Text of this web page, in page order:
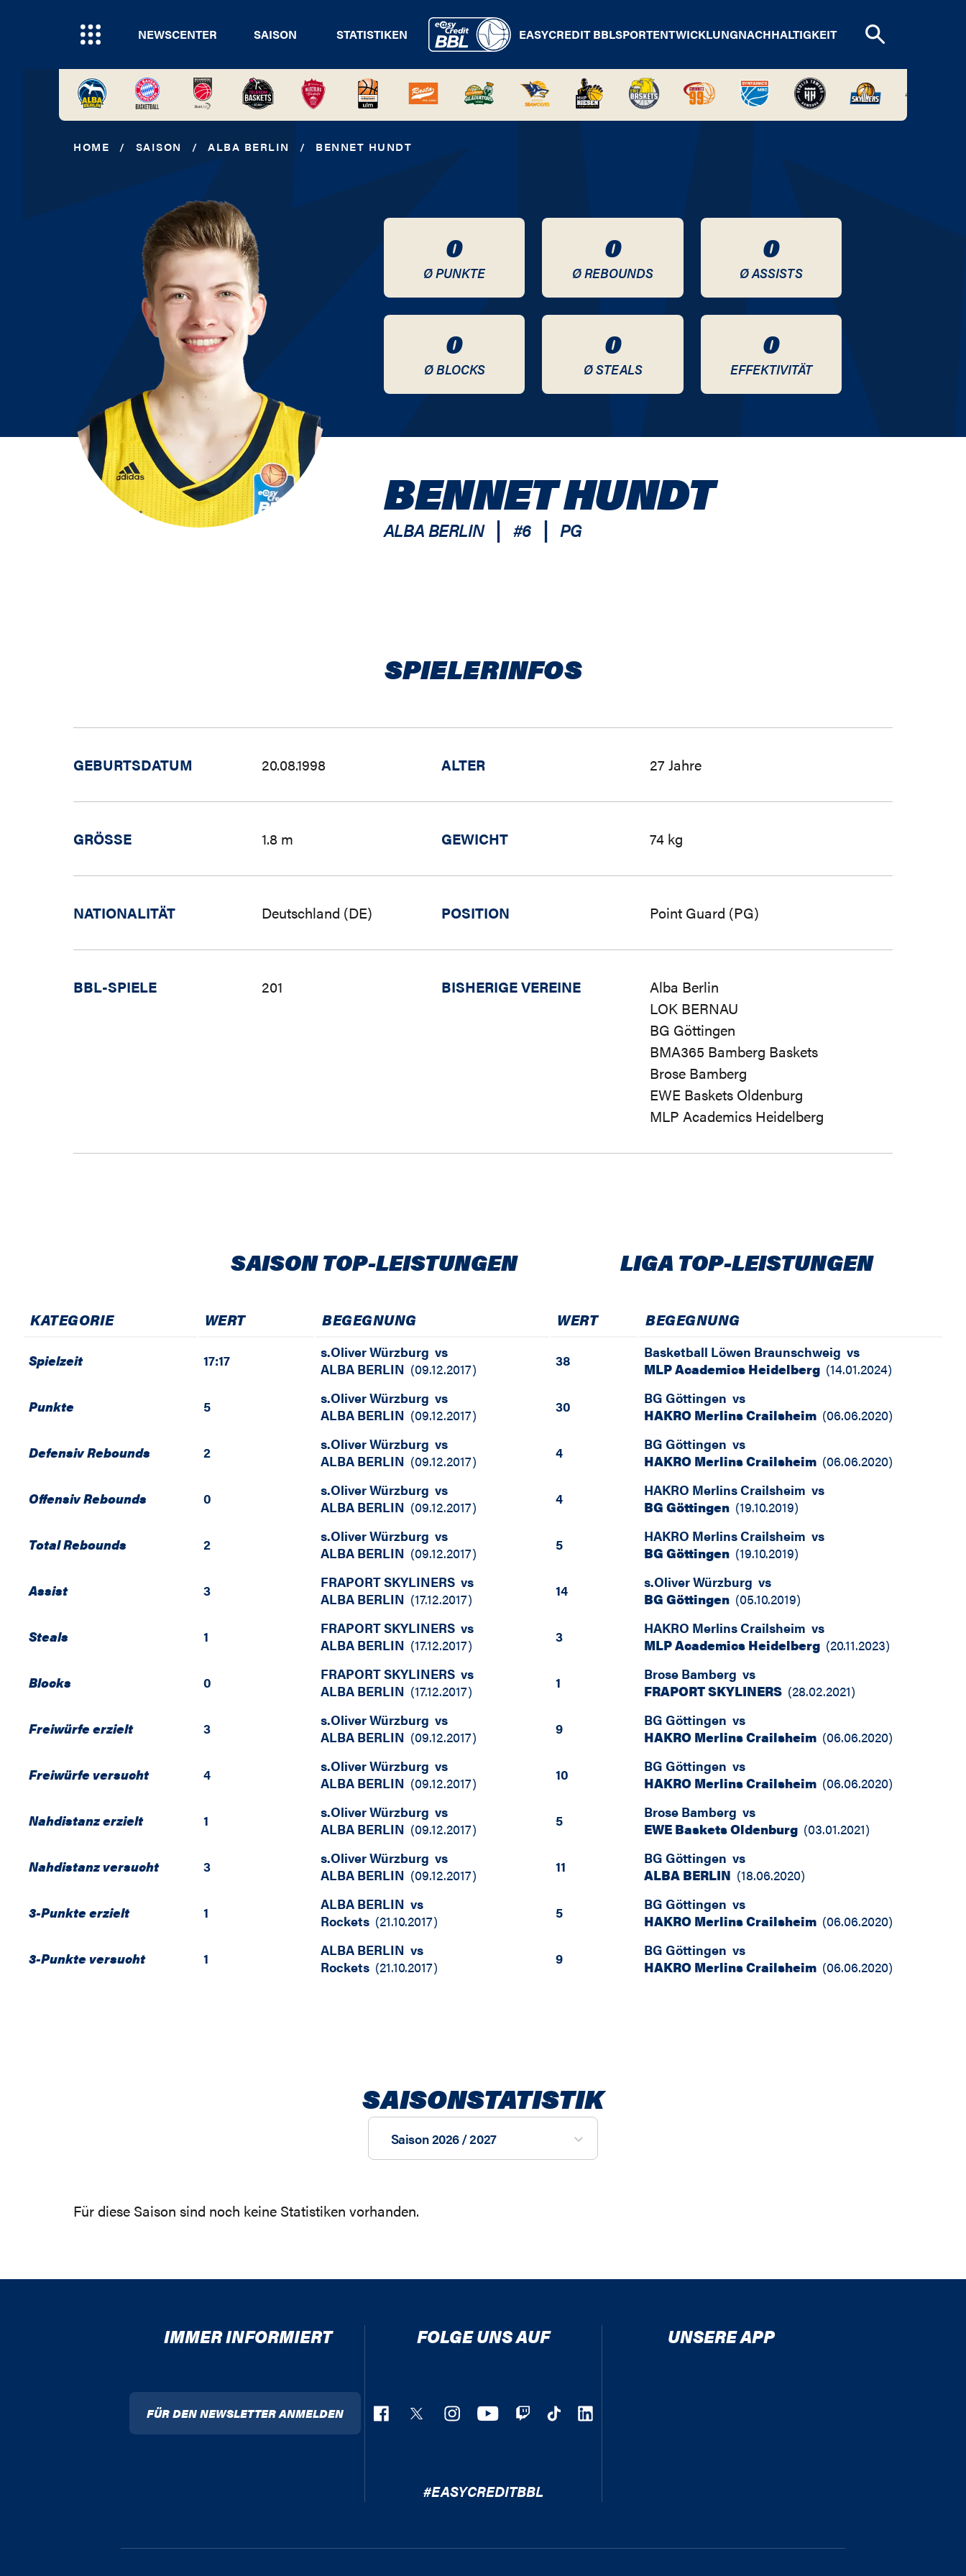
NEWSCENTER SAISON STATISTIKEN EASYCREDIT BBLSPORTENTWICKLUNGNACHHALTIGKEIT
HOME / SAISON / ALBA BERLIN / BENNET HUNDT
0
Ø PUNKTE
0
Ø REBOUNDS
0
Ø ASSISTS
0
Ø BLOCKS
0
Ø STEALS
0
EFFEKTIVITÄT
BENNET HUNDT
ALBA BERLIN | #6 | PG
SPIELERINFOS
GEBURTSDATUM 20.08.1998 ALTER 27 Jahre
GRÖSSE 1.8 m GEWICHT 74 kg
NATIONALITÄT Deutschland (DE) POSITION Point Guard (PG)
BBL-SPIELE 201 BISHERIGE VEREINE
Alba Berlin
LOK BERNAU
BG Göttingen
BMA365 Bamberg Baskets
Brose Bamberg
EWE Baskets Oldenburg
MLP Academics Heidelberg
SAISON TOP-LEISTUNGEN LIGA TOP-LEISTUNGEN
KATEGORIE WERT BEGEGNUNG WERT BEGEGNUNG
Spielzeit 17:17 s.Oliver Würzburg vs
ALBA BERLIN (09.12.2017) 38 Basketball Löwen Braunschweig vs
MLP Academics Heidelberg (14.01.2024)
Punkte 5 s.Oliver Würzburg vs
ALBA BERLIN (09.12.2017) 30 BG Göttingen vs
HAKRO Merlins Crailsheim (06.06.2020)
Defensiv Rebounds 2 s.Oliver Würzburg vs
ALBA BERLIN (09.12.2017) 4 BG Göttingen vs
HAKRO Merlins Crailsheim (06.06.2020)
Offensiv Rebounds 0 s.Oliver Würzburg vs
ALBA BERLIN (09.12.2017) 4 HAKRO Merlins Crailsheim vs
BG Göttingen (19.10.2019)
Total Rebounds 2 s.Oliver Würzburg vs
ALBA BERLIN (09.12.2017) 5 HAKRO Merlins Crailsheim vs
BG Göttingen (19.10.2019)
Assist 3 FRAPORT SKYLINERS vs
ALBA BERLIN (17.12.2017) 14 s.Oliver Würzburg vs
BG Göttingen (05.10.2019)
Steals 1 FRAPORT SKYLINERS vs
ALBA BERLIN (17.12.2017) 3 HAKRO Merlins Crailsheim vs
MLP Academics Heidelberg (20.11.2023)
Blocks 0 FRAPORT SKYLINERS vs
ALBA BERLIN (17.12.2017) 1 Brose Bamberg vs
FRAPORT SKYLINERS (28.02.2021)
Freiwürfe erzielt 3 s.Oliver Würzburg vs
ALBA BERLIN (09.12.2017) 9 BG Göttingen vs
HAKRO Merlins Crailsheim (06.06.2020)
Freiwürfe versucht 4 s.Oliver Würzburg vs
ALBA BERLIN (09.12.2017) 10 BG Göttingen vs
HAKRO Merlins Crailsheim (06.06.2020)
Nahdistanz erzielt 1 s.Oliver Würzburg vs
ALBA BERLIN (09.12.2017) 5 Brose Bamberg vs
EWE Baskets Oldenburg (03.01.2021)
Nahdistanz versucht 3 s.Oliver Würzburg vs
ALBA BERLIN (09.12.2017) 11 BG Göttingen vs
ALBA BERLIN (18.06.2020)
3-Punkte erzielt 1 ALBA BERLIN vs
Rockets (21.10.2017) 5 BG Göttingen vs
HAKRO Merlins Crailsheim (06.06.2020)
3-Punkte versucht 1 ALBA BERLIN vs
Rockets (21.10.2017) 9 BG Göttingen vs
HAKRO Merlins Crailsheim (06.06.2020)
SAISONSTATISTIK
Saison 2026 / 2027
Für diese Saison sind noch keine Statistiken vorhanden.
IMMER INFORMIERT
FÜR DEN NEWSLETTER ANMELDEN
FOLGE UNS AUF
#EASYCREDITBBL
UNSERE APP